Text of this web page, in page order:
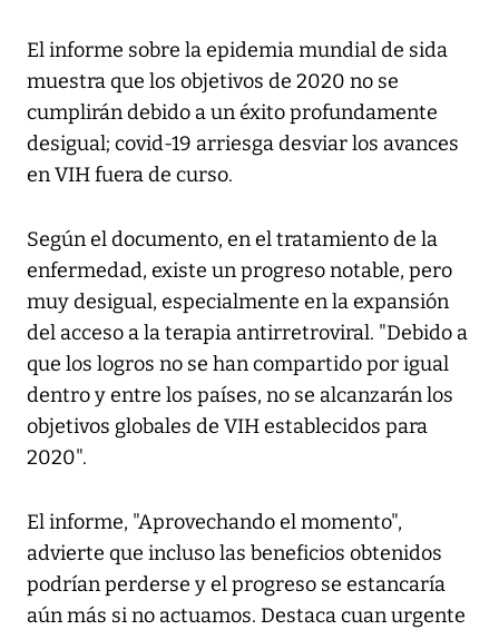
El informe sobre la epidemia mundial de sida
muestra que los objetivos de 2020 no se
cumplirán debido a un éxito profundamente
desigual; covid-19 arriesga desviar los avances
en VIH fuera de curso.
Según el documento, en el tratamiento de la
enfermedad, existe un progreso notable, pero
muy desigual, especialmente en la expansión
del acceso a la terapia antirretroviral. "Debido a
que los logros no se han compartido por igual
dentro y entre los países, no se alcanzarán los
objetivos globales de VIH establecidos para
2020".
El informe, "Aprovechando el momento",
advierte que incluso las beneficios obtenidos
podrían perderse y el progreso se estancaría
aún más si no actuamos. Destaca cuan urgente